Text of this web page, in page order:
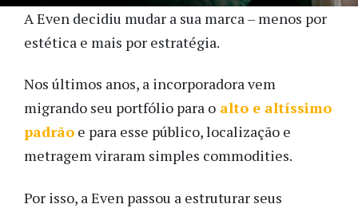
A Even decidiu mudar a sua marca – menos por
estética e mais por estratégia.
Nos últimos anos, a incorporadora vem
migrando seu portfólio para o alto e altíssimo
padrão e para esse público, localização e
metragem viraram simples commodities.
Por isso, a Even passou a estruturar seus